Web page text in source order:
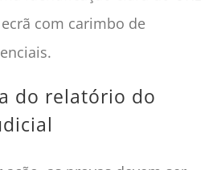
com carimbo de
do relatório do